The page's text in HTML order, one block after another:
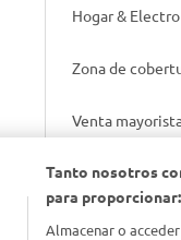
Hogar & Electro
Zona de
Venta
Gift cards
Tanto nosotros
para proporcionar:
Almacenar o